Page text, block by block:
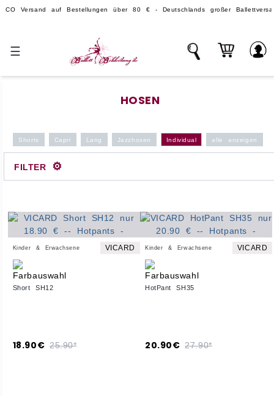
Versand auf Bestellungen über 80 € - Deutschlands großer Ballettversand.
☰
HOSEN
Shorts Capri Lang Jazzhosen Individual alle anzeigen
FILTER ⚙
Kinder & Erwachsene VICARD
Short SH12
18.90€ 25.90*
Kinder & Erwachsene VICARD
HotPant SH35
20.90€ 27.90*